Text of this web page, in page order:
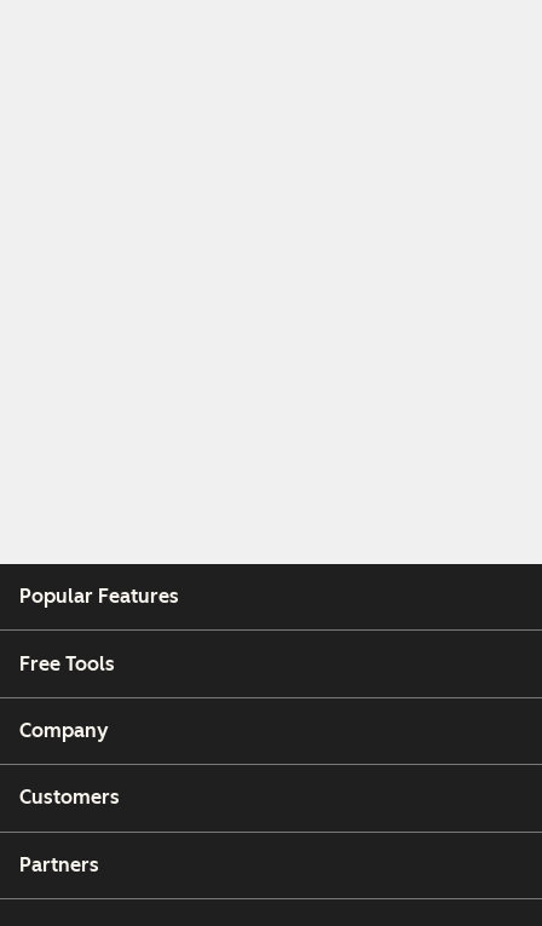
Popular Features
Free Tools
Company
Customers
Partners